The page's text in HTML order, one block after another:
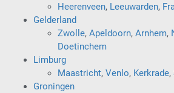
Heerenveen, Leeuwarden,
Gelderland
Zwolle, Apeldoorn, Arnhem,
Doetinchem
Limburg
Maastricht, Venlo, Kerkrade,
Groningen